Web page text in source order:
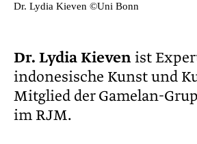
Dr. Lydia Kieven ©Uni Bonn
Dr. Lydia Kievenist
indonesische Kunst und
Mitglied der Gamelan-
im RJM.